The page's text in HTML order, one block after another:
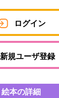
ログイン
新規ユーザ登録
絵本の詳細